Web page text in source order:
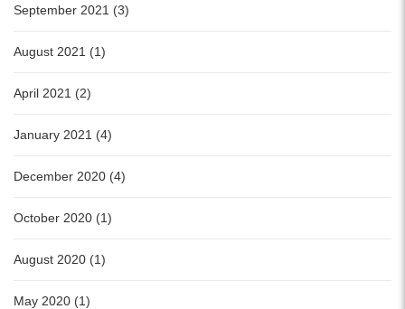
September 2021 (3)
August 2021 (1)
April 2021 (2)
January 2021 (4)
December 2020 (4)
October 2020 (1)
August 2020 (1)
May 2020 (1)